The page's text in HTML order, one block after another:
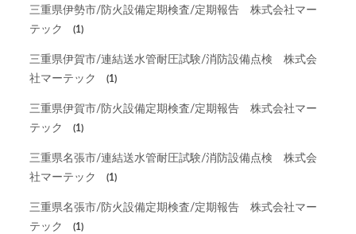
三重県伊勢市/防火設備定期検査/定期報告 株式会社マー
テック
(1)
三重県伊賀市/連結送水管耐圧試験/消防設備点検 株式会
社マーテック
(1)
三重県伊賀市/防火設備定期検査/定期報告 株式会社マー
テック
(1)
三重県名張市/連結送水管耐圧試験/消防設備点検 株式会
社マーテック
(1)
三重県名張市/防火設備定期検査/定期報告 株式会社マー
テック
(1)